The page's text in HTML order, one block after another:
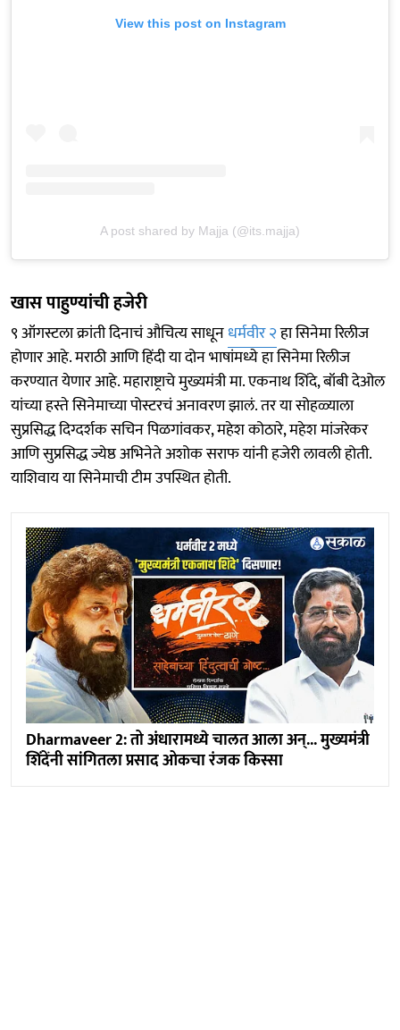
View this post on Instagram
A post shared by Majja (@its.majja)
खास पाहुण्यांची हजेरी
९ ऑगस्टला क्रांती दिनाचं औचित्य साधूनधर्मवीर २हा सिनेमा रिलीज
होणार आहे. मराठी आणि हिंदी या दोन भाषांमध्ये हा सिनेमा रिलीज
करण्यात येणार आहे. महाराष्ट्राचे मुख्यमंत्री मा. एकनाथ शिंदे, बॉबी देओल
यांच्या हस्ते सिनेमाच्या पोस्टरचं अनावरण झालं. तर या सोहळ्याला
सुप्रसिद्ध दिग्दर्शक सचिन पिळगांवकर, महेश कोठारे, महेश मांजरेकर
आणि सुप्रसिद्ध ज्येष्ठ अभिनेते अशोक सराफ यांनी हजेरी लावली होती.
याशिवाय या सिनेमाची टीम उपस्थित होती.
Dharmaveer 2: तो अंधारामध्ये चालत आला अन्... मुख्यमंत्री
शिंदेंनी सांगितला प्रसाद ओकचा रंजक किस्सा